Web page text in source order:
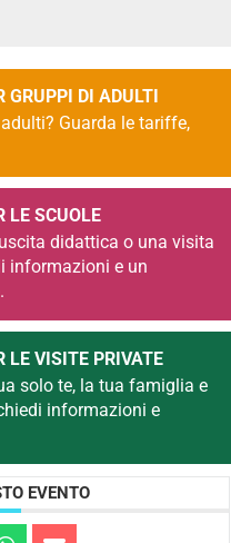
GRUPPI DI ADULTI
Guarda le tariffe,
LE SCUOLE
didattica o una visita
informazioni e un
LE VISITE PRIVATE
solo te, la tua famiglia e
informazioni e
EVENTO